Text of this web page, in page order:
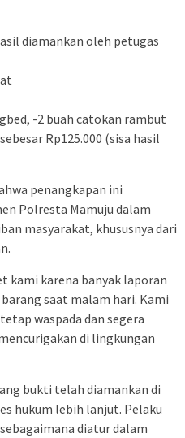
diamankan oleh petugas
-2 buah catokan rambut
Rp125.000 (sisa hasil
penangkapan ini
Polresta Mamuju dalam
masyarakat, khususnya dari
kami karena banyak laporan
saat malam hari. Kami
waspada dan segera
di lingkungan
bukti telah diamankan di
hukum lebih lanjut. Pelaku
diatur dalam